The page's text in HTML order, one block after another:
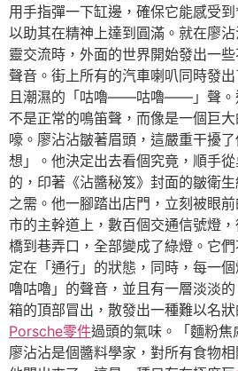
用手指彈一下缸邊，確保它能感受
以助其在精神上達到圓滿。就在廖
靈交流時，外面的世界開始發出一
聲音。街上所有的汽車喇叭同時發
且潮濕的「咕嚕——咕嚕——」聲。
不是正常的鳴笛聲，而像是一個巨
嚎。廖沾沾皺著眉頭，這嚴重干擾
想」。他決定出去看個究竟，順手
的，印著《沾醬秘笈》封面的皺衛
之需。他一腳踏出店門，立刻被眼
市的主幹道上，數百個交通信號燈
橋到巷弄口，全部變成了綠燈。它
定在「通行」的狀態，同時，每一
嚕咕嚕」的聲音，並且有一層淡淡
箱的頂部冒出，散發出一種難以名
Porsche零件過頭的氣味。「麵粉焦
廖沾沾是個醬料學家，對所有食物